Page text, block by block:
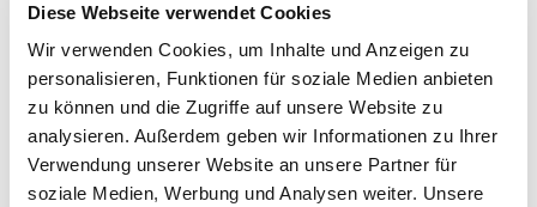
Diese Webseite verwendet Cookies
Wir verwenden Cookies, um Inhalte und Anzeigen zu
personalisieren, Funktionen für soziale Medien anbieten
zu können und die Zugriffe auf unsere Website zu
analysieren. Außerdem geben wir Informationen zu Ihrer
Verwendung unserer Website an unsere Partner für
soziale Medien, Werbung und Analysen weiter. Unsere
Anschrift
Cappenberger Straße 25b
44534 Lünen